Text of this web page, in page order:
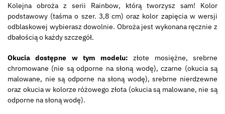
Kolejna obroża z serii Rainbow, którą tworzysz sam! Kolor
podstawowy (taśma o szer. 3,8 cm) oraz kolor zapięcia w wersji
odblaskowej wybierasz dowolnie. Obroża jest wykonana ręcznie z
dbałością o każdy szczegół.
Okucia dostępne w tym modelu: złote mosiężne, srebrne
chromowane (nie są odporne na słoną wodę), czarne (okucia są
malowane, nie są odporne na słoną wodę), srebrne nierdzewne
oraz okucia w kolorze różowego złota (okucia są malowane, nie są
odporne na słoną wodę).